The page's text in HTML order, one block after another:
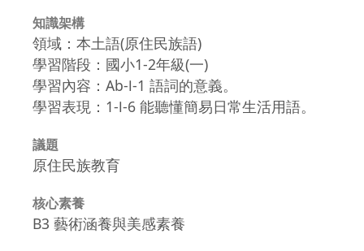
知識架構
領域：本土語(原住民族語)
學習階段：國小1-2年級(一)
學習內容：Ab-Ⅰ-1 語詞的意義。
學習表現：1-Ⅰ-6 能聽懂簡易日常生活用語。
議題
原住民族教育
核心素養
B3 藝術涵養與美感素養